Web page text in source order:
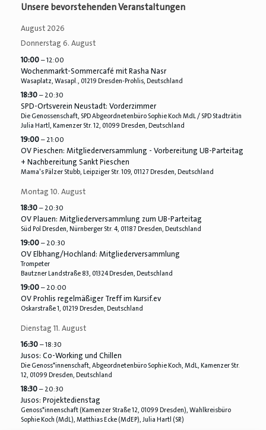
Unsere bevorstehenden Veranstaltungen
August 2026
Donnerstag 6. August
10:00 – 12:00
Wochenmarkt-Sommercafé mit Rasha Nasr
Wasaplatz, Wasapl., 01219 Dresden-Prohlis, Deutschland
18:30 – 20:30
SPD-Ortsverein Neustadt: Vorderzimmer
Die Genossenschaft, SPD Abgeordnetenbüro Sophie Koch MdL / SPD Stadträtin
Julia Hartl, Kamenzer Str. 12, 01099 Dresden, Deutschland
19:00 – 21:00
OV Pieschen: Mitgliederversammlung - Vorbereitung UB-Parteitag
+ Nachbereitung Sankt Pieschen
Mama's Pälzer Stubb, Leipziger Str. 109, 01127 Dresden, Deutschland
Montag 10. August
18:30 – 20:30
OV Plauen: Mitgliederversammlung zum UB-Parteitag
Süd Pol Dresden, Nürnberger Str. 4, 01187 Dresden, Deutschland
19:00 – 20:30
OV Elbhang/Hochland: Mitgliederversammlung
Trompeter
Bautzner Landstraße 83, 01324 Dresden, Deutschland
19:00 – 20:00
OV Prohlis regelmäßiger Treff im Kursif.ev
Oskarstraße 1, 01219 Dresden, Deutschland
Dienstag 11. August
16:30 – 18:30
Jusos: Co-Working und Chillen
Die Genoss*innenschaft, Abgeordnetenbüro Sophie Koch, MdL, Kamenzer Str.
12, 01099 Dresden, Deutschland
18:30 – 20:30
Jusos: Projektedienstag
Genoss*innenschaft (Kamenzer Straße 12, 01099 Dresden), Wahlkreisbüro
Sophie Koch (MdL), Matthias Ecke (MdEP), Julia Hartl (SR)